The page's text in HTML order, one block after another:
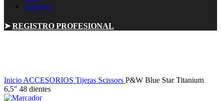
Contacto
➤REGISTRO PROFESIONAL
Inicio ACCESORIOS Tijeras Scissors P&W Blue Star Titanium
6,5″ 48 dientes